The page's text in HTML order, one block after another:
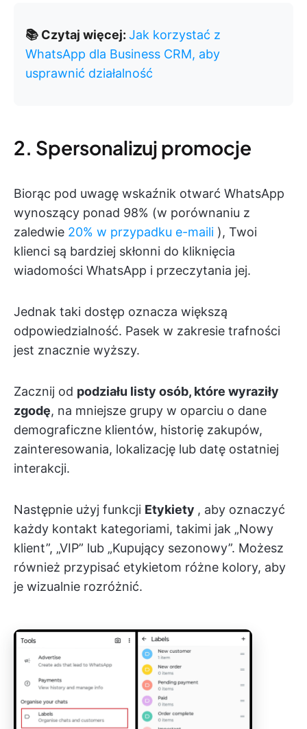
📚 Czytaj więcej: Jak korzystać z
WhatsApp dla Business CRM, aby
usprawnić działalność
2. Spersonalizuj promocje
Biorąc pod uwagę wskaźnik otwarć WhatsApp
wynoszący ponad 98% (w porównaniu z
zaledwie 20% w przypadku e-maili ), Twoi
klienci są bardziej skłonni do kliknięcia
wiadomości WhatsApp i przeczytania jej.
Jednak taki dostęp oznacza większą
odpowiedzialność. Pasek w zakresie trafności
jest znacznie wyższy.
Zacznij od podziału listy osób, które wyraziły
zgodę, na mniejsze grupy w oparciu o dane
demograficzne klientów, historię zakupów,
zainteresowania, lokalizację lub datę ostatniej
interakcji.
Następnie użyj funkcji Etykiety , aby oznaczyć
każdy kontakt kategoriami, takimi jak „Nowy
klient”, „VIP” lub „Kupujący sezonowy”. Możesz
również przypisać etykietom różne kolory, aby
je wizualnie rozróżnić.